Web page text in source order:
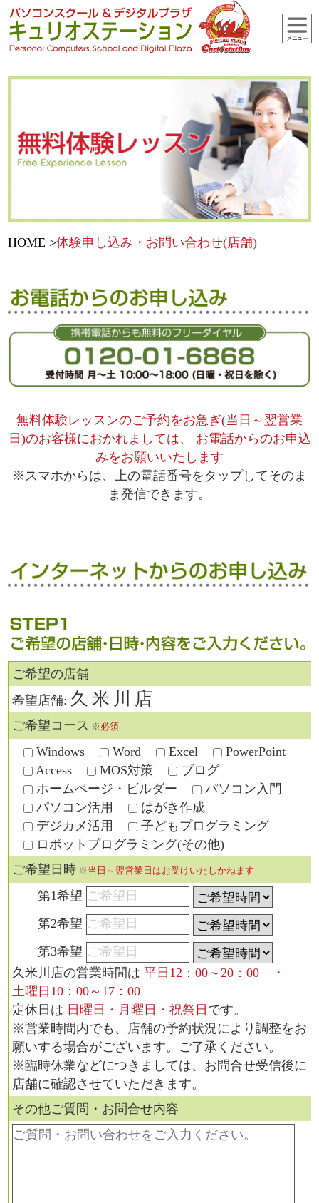
HOME 体験申し込み・お問い合わせ(店舗)
無料体験レッスンのご予約をお急ぎ(当日～翌営業
日)のお客様におかれましては、
お電話からのお申込
みをお願いいたします
※スマホからは、上の電話番号をタップしてそのま
ま発信できます。
ご希望の店舗
希望店舗: 久米川店
ご希望コース ※ 必須
Windows Word Excel
PowerPoint
Access
MOS対策
ブログ
ホームページ・ビルダー
パソコン入門
パソコン活用
はがき作成
デジカメ活用
子どもプログラミング
ロボットプログラミング(その他)
ご希望日時※ 当日～翌営業日はお受けいたしかねます
第1希望
第2希望
第3希望
久米川店の営業時間は 平日12：00～20：00 ・
土曜日10：00～17：00
定休日は 日曜日・月曜日・祝祭日 です。
※営業時間内でも、店舗の予約状況により調整をお
願いする場合がございます。ご了承ください。
※臨時休業などにつきましては、お問合せ受信後に
店舗に確認させていただきます。
その他ご質問・お問合せ内容